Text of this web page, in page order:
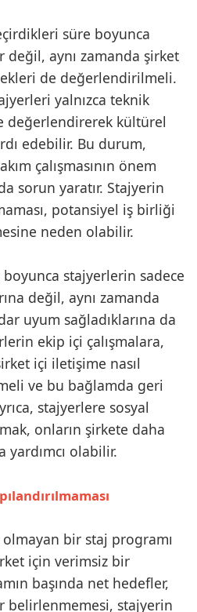
süre boyunca
değil, aynı zamanda şirket
de değerlendirilmeli.
yalnızca teknik
değerlendirerek kültürel
edebilir. Bu durum,
çalışmasının önem
sorun yaratır. Stajyerin
potansiyel iş birliği
neden olabilir.
boyunca stajyerlerin sadece
değil, aynı zamanda
uyum sağladıklarına da
ekip içi çalışmalara,
içi iletişime nasıl
ve bu bağlamda geri
stajyerlere sosyal
onların şirkete daha
yardımcı olabilir.
bir staj programı
için verimsiz bir
başında net hedefler,
belirlenmemesi, stajyerin